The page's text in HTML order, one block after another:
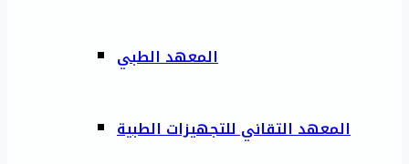
المعهد الطبي
المعهد التقاني للتجهيزات الطبية